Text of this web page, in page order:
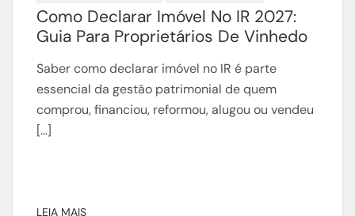
Como Declarar Imóvel No IR 2027:
Guia Para Proprietários De Vinhedo
Saber como declarar imóvel no IR é parte
essencial da gestão patrimonial de quem
comprou, financiou, reformou, alugou ou vendeu
[…]
LEIA MAIS